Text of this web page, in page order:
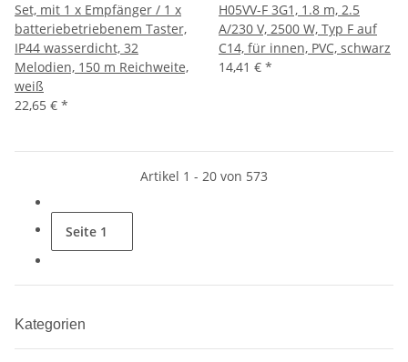
Set, mit 1 x Empfänger / 1 x
batteriebetriebenem Taster,
IP44 wasserdicht, 32
Melodien, 150 m Reichweite,
weiß
22,65 € *
H05VV-F 3G1, 1.8 m, 2.5
A/230 V, 2500 W, Typ F auf
C14, für innen, PVC, schwarz
14,41 € *
Artikel 1 - 20 von 573
Seite 1
Kategorien